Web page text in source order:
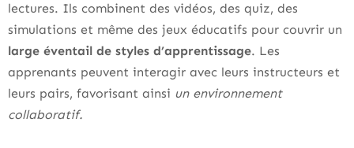
lectures. Ils combinent des vidéos, des quiz, des
simulations et même des jeux éducatifs pour couvrir un
large éventail de styles d’apprentissage. Les
apprenants peuvent interagir avec leurs instructeurs et
leurs pairs, favorisant ainsi un environnement
collaboratif.